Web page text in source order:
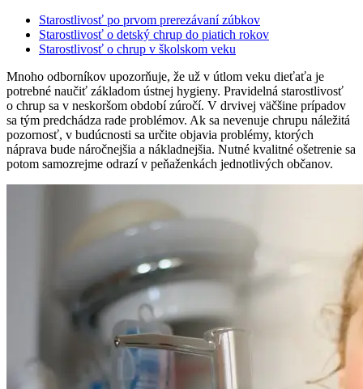
Starostlivosť po prvom prerezávaní zúbkov
Starostlivosť o detský chrup do piatich rokov
Starostlivosť o chrup v školskom veku
Mnoho odborníkov upozorňuje, že už v útlom veku dieťaťa je
potrebné naučiť základom ústnej hygieny. Pravidelná starostlivosť
o chrup sa v neskoršom období zúročí. V drvivej väčšine prípadov
sa tým predchádza rade problémov. Ak sa nevenuje chrupu náležitá
pozornosť, v budúcnosti sa určite objavia problémy, ktorých
náprava bude náročnejšia a nákladnejšia. Nutné kvalitné ošetrenie sa
potom samozrejme odrazí v peňaženkách jednotlivých občanov.